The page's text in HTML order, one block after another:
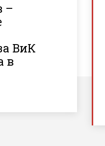
–
ВиК
в